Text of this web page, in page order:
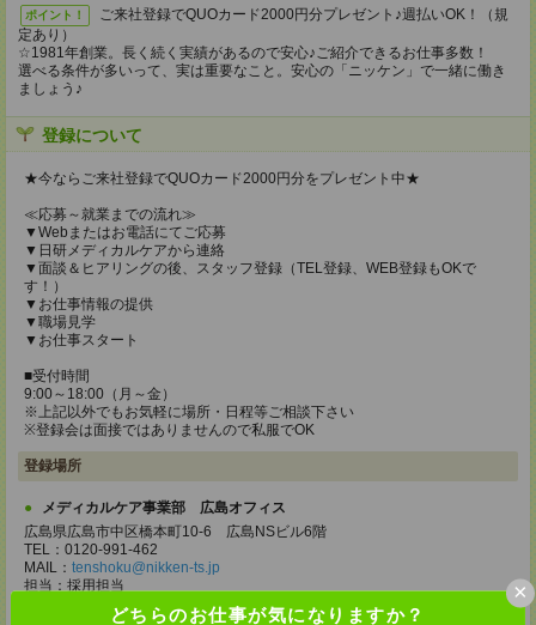
どちらのお仕事が気になりますか？
×
ポイント！
ご来社登録でQUOカード2000円分プレゼント♪週払いOK！（規
定あり）
☆1981年創業。長く続く実績があるので安心♪ご紹介できるお仕事多数！
選べる条件が多いって、実は重要なこと。安心の「ニッケン」で一緒に働き
ましょう♪
登録について
★今ならご来社登録でQUOカード2000円分をプレゼント中★
≪応募～就業までの流れ≫
▼Webまたはお電話にてご応募
▼日研メディカルケアから連絡
▼面談＆ヒアリングの後、スタッフ登録（TEL登録、WEB登録もOKで
す！）
▼お仕事情報の提供
▼職場見学
▼お仕事スタート
■受付時間
9:00～18:00（月～金）
※上記以外でもお気軽に場所・日程等ご相談下さい
※登録会は面接ではありませんので私服でOK
登録場所
メディカルケア事業部 広島オフィス
広島県広島市中区橋本町10-6 広島NSビル6階
TEL：0120-991-462
MAIL： tenshoku@nikken-ts.jp
担当：採用担当